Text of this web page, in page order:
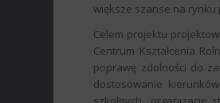
większe szanse na rynku
Celem projektu
Centrum Kształcenia
poprawę zdolności do
dostosowanie